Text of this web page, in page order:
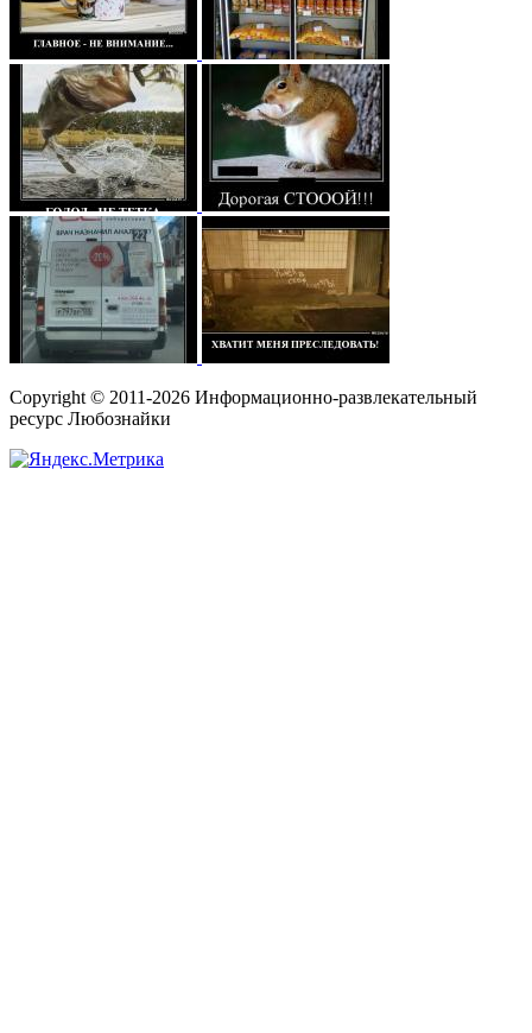
Copyright © 2011-2026 Информационно-развлекательный
ресурс Любознайки